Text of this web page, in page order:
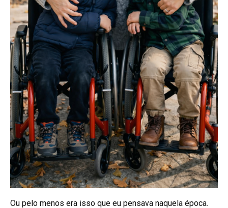
Ou pelo menos era isso que eu pensava naquela época.